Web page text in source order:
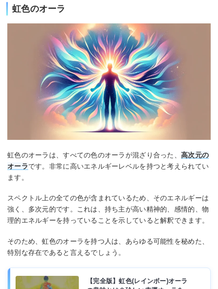
虹色のオーラ
虹色のオーラは、すべての色のオーラが混ざり合った、 高次元の
オーラです。非常に高いエネルギーレベルを持つと考えられてい
ます。
スペクトル上の全ての色が含まれているため、そのエネルギーは
強く、多次元的です。これは、持ち主が高い精神的、感情的、物
理的エネルギーを持っていることを示していると解釈できます。
そのため、虹色のオーラを持つ人は、あらゆる可能性を秘めた、
特別な存在であると言えるでしょう。
【完全版】虹色(レインボー)オーラ